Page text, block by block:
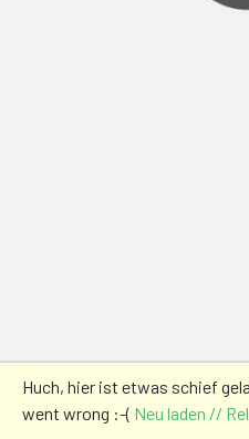
Huch, hier ist etwas schief
went wrong :-( Neu laden //